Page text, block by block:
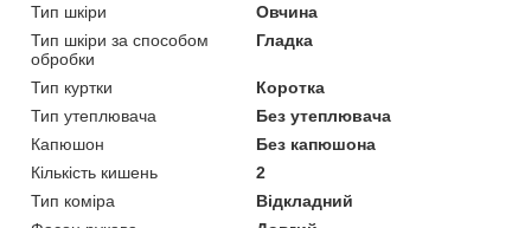
Тип шкіри
Овчина
Тип шкіри за способом
обробки
Гладка
Тип куртки
Коротка
Тип утеплювача
Без утеплювача
Капюшон
Без капюшона
Кількість кишень
2
Тип коміра
Відкладний